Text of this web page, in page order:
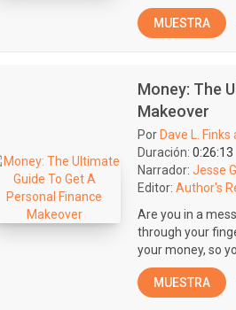
MUESTRA
Money: The
Makeover
Por Dave L.
Duración: 0:26:13
Narrador: Jesse
Editor: Author's
Are you in a
through your
your money, so
MUESTRA